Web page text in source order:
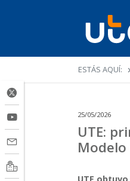
Ruta
ESTÁS AQUÍ:
25/05/2026
UTE:
Modelo